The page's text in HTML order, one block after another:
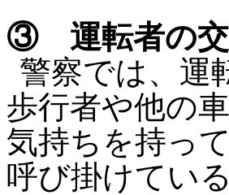
③ 運転者の交
警察では、運
歩行者や他の
気持ちを持っ
呼び掛けてい